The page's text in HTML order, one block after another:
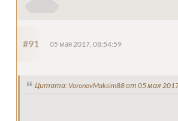
#91 05 мая 2017, 08:54:59
Цитата: VoronovMaksim88 от 05 мая